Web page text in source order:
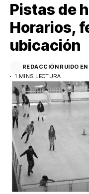
Pistas de
Horarios,
ubicación
REDACCIÓN RUIDO EN
1 MINS LECTURA